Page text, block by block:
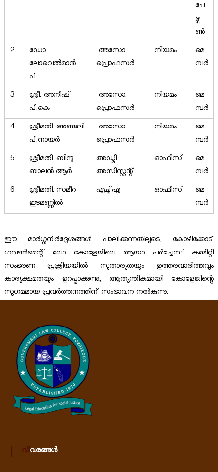
പേ
ഴ്സ
ൺ
2
ഡോ.
ലോവെൽമാൻ
പി.
അസോ.
പ്രൊഫസർ
നിയമം
മെ
മ്പർ
3
ശ്രീ. അനീഷ്
പി.കെ
അസോ.
പ്രൊഫസർ
നിയമം
മെ
മ്പർ
4
ശ്രീമതി. അഞ്ജലി
പി.നായർ
അസോ.
പ്രൊഫസർ
നിയമം
മെ
മ്പർ
5
ശ്രീമതി. ബിന്ദു
ബാലൻ ആർ
അഡ്മി
അസിസ്റ്റന്റ്
ഓഫീസ്
മെ
മ്പർ
6
ശ്രീമതി. സമീറ
ഇടമണ്ണിൽ
എച്ച്എ ഓഫീസ്
മെ
മ്പർ
ഈ മാര്‍ഗ്ഗനിര്‍ദ്ദേശങ്ങൾ പാലിക്കുന്നതിലൂടെ, കോഴിക്കോട്‌
ഗവണ്‍മെന്റ്‌ ലോ കോളേജിലെ ആയാ പര്‍ച്ചേസ്‌ കമ്മിറ്റി
സംഭരണ പ്രക്രിയയിൽ സുതാര്യതയും ഉത്തരവാദിത്തവും
കാര്യക്ഷമതയും ഉറപ്പാക്കുന്നു, ആത്യന്തികമായി കോളേജിന്റെ
സുഗമമായ പ്രവര്‍ത്തനത്തിന്‌ സംഭാവന നല്‍കുന്നു.
വിവരങ്ങൾ